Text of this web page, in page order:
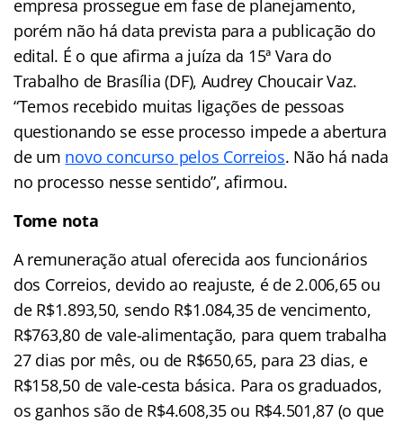
empresa prossegue em fase de planejamento,
porém não há data prevista para a publicação do
edital. É o que afirma a juíza da 15ª Vara do
Trabalho de Brasília (DF), Audrey Choucair Vaz.
“Temos recebido muitas ligações de pessoas
questionando se esse processo impede a abertura
de um novo concurso pelos Correios. Não há nada
no processo nesse sentido”, afirmou.
Tome nota
A remuneração atual oferecida aos funcionários
dos Correios, devido ao reajuste, é de 2.006,65 ou
de R$1.893,50, sendo R$1.084,35 de vencimento,
R$763,80 de vale-alimentação, para quem trabalha
27 dias por mês, ou de R$650,65, para 23 dias, e
R$158,50 de vale-cesta básica. Para os graduados,
os ganhos são de R$4.608,35 ou R$4.501,87 (o que